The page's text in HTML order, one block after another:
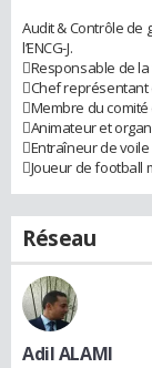
Audit & Contrôle de
l’ENCG-J.
Responsable de la
Chef représentant
Membre du comité
Animateur et
Entraîneur de voile
Joueur de football
Réseau
Adil ALAMI